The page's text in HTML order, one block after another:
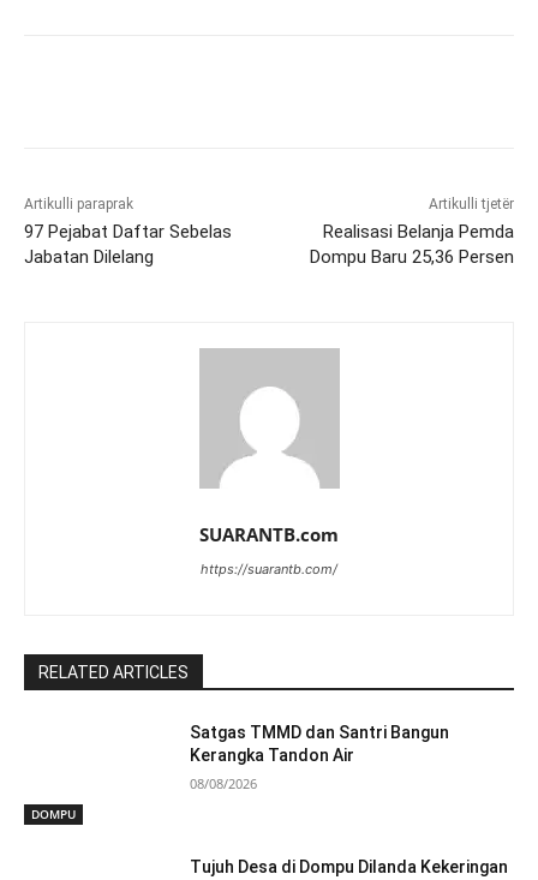
Artikulli paraprak
97 Pejabat Daftar Sebelas
Jabatan Dilelang
Artikulli tjetër
Realisasi Belanja Pemda
Dompu Baru 25,36 Persen
SUARANTB.com
https://suarantb.com/
RELATED ARTICLES
DOMPU
Satgas TMMD dan Santri Bangun
Kerangka Tandon Air
08/08/2026
Tujuh Desa di Dompu Dilanda Kekeringan